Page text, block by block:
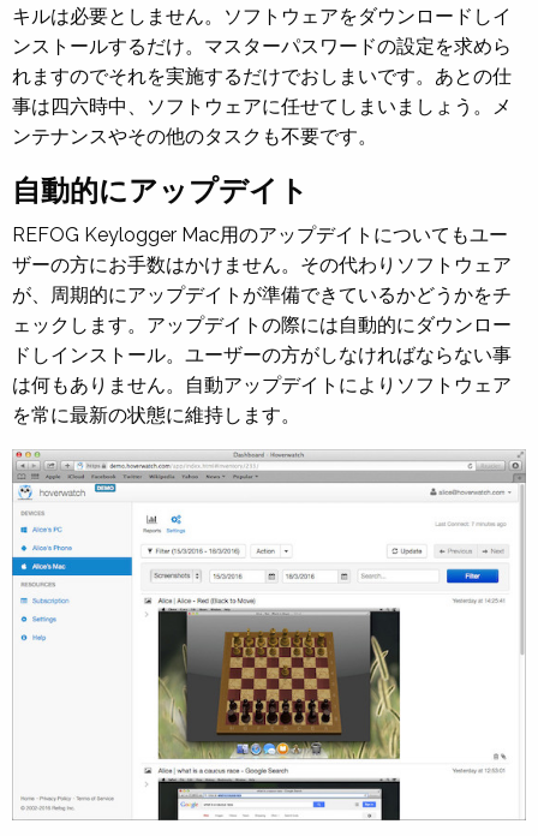
キルは必要としません。ソフトウェアをダウンロードしイ
ンストールするだけ。マスターパスワードの設定を求めら
れますのでそれを実施するだけでおしまいです。あとの仕
事は四六時中、ソフトウェアに任せてしまいましょう。メ
ンテナンスやその他のタスクも不要です。
自動的にアップデイト
REFOG Keylogger Mac用のアップデイトについてもユー
ザーの方にお手数はかけません。その代わりソフトウェア
が、周期的にアップデイトが準備できているかどうかをチ
ェックします。アップデイトの際には自動的にダウンロー
ドしインストール。ユーザーの方がしなければならない事
は何もありません。自動アップデイトによりソフトウェア
を常に最新の状態に維持します。